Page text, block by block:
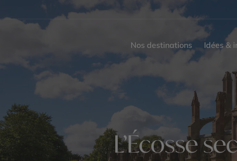
Nos destinations Idées &
L’Écosse